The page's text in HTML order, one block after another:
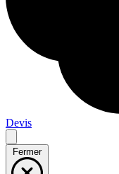
Devis
Fermer